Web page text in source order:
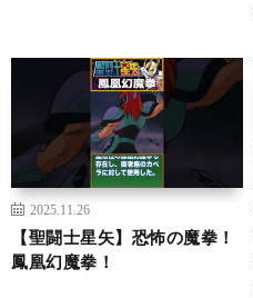
2025.11.26
【聖闘士星矢】恐怖の魔拳！
鳳凰幻魔拳！